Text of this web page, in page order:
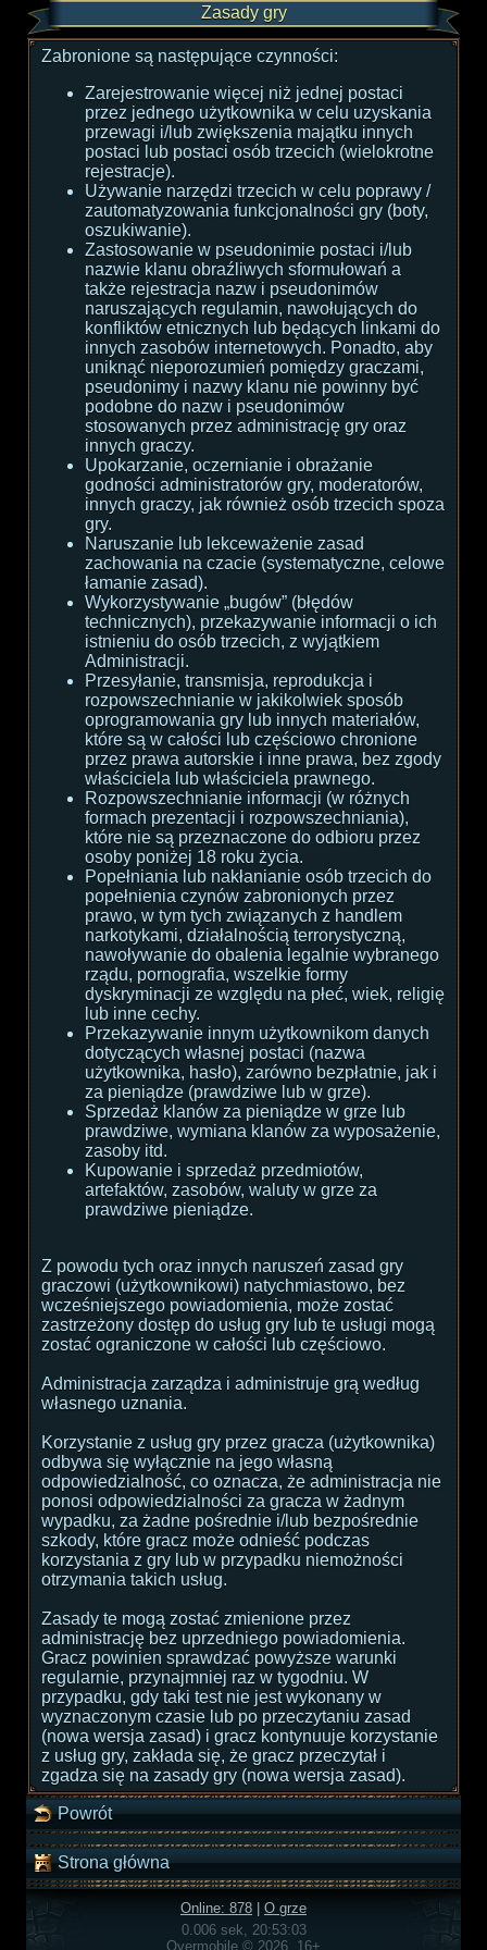
Zasady gry
Zabronione są następujące czynności:
Zarejestrowanie więcej niż jednej postaci
przez jednego użytkownika w celu uzyskania
przewagi i/lub zwiększenia majątku innych
postaci lub postaci osób trzecich (wielokrotne
rejestracje).
Używanie narzędzi trzecich w celu poprawy /
zautomatyzowania funkcjonalności gry (boty,
oszukiwanie).
Zastosowanie w pseudonimie postaci i/lub
nazwie klanu obraźliwych sformułowań a
także rejestracja nazw i pseudonimów
naruszających regulamin, nawołujących do
konfliktów etnicznych lub będących linkami do
innych zasobów internetowych. Ponadto, aby
uniknąć nieporozumień pomiędzy graczami,
pseudonimy i nazwy klanu nie powinny być
podobne do nazw i pseudonimów
stosowanych przez administrację gry oraz
innych graczy.
Upokarzanie, oczernianie i obrażanie
godności administratorów gry, moderatorów,
innych graczy, jak również osób trzecich spoza
gry.
Naruszanie lub lekceważenie zasad
zachowania na czacie (systematyczne, celowe
łamanie zasad).
Wykorzystywanie „bugów” (błędów
technicznych), przekazywanie informacji o ich
istnieniu do osób trzecich, z wyjątkiem
Administracji.
Przesyłanie, transmisja, reprodukcja i
rozpowszechnianie w jakikolwiek sposób
oprogramowania gry lub innych materiałów,
które są w całości lub częściowo chronione
przez prawa autorskie i inne prawa, bez zgody
właściciela lub właściciela prawnego.
Rozpowszechnianie informacji (w różnych
formach prezentacji i rozpowszechniania),
które nie są przeznaczone do odbioru przez
osoby poniżej 18 roku życia.
Popełniania lub nakłanianie osób trzecich do
popełnienia czynów zabronionych przez
prawo, w tym tych związanych z handlem
narkotykami, działalnością terrorystyczną,
nawoływanie do obalenia legalnie wybranego
rządu, pornografia, wszelkie formy
dyskryminacji ze względu na płeć, wiek, religię
lub inne cechy.
Przekazywanie innym użytkownikom danych
dotyczących własnej postaci (nazwa
użytkownika, hasło), zarówno bezpłatnie, jak i
za pieniądze (prawdziwe lub w grze).
Sprzedaż klanów za pieniądze w grze lub
prawdziwe, wymiana klanów za wyposażenie,
zasoby itd.
Kupowanie i sprzedaż przedmiotów,
artefaktów, zasobów, waluty w grze za
prawdziwe pieniądze.
Z powodu tych oraz innych naruszeń zasad gry
graczowi (użytkownikowi) natychmiastowo, bez
wcześniejszego powiadomienia, może zostać
zastrzeżony dostęp do usług gry lub te usługi mogą
zostać ograniczone w całości lub częściowo.
Administracja zarządza i administruje grą według
własnego uznania.
Korzystanie z usług gry przez gracza (użytkownika)
odbywa się wyłącznie na jego własną
odpowiedzialność, co oznacza, że administracja nie
ponosi odpowiedzialności za gracza w żadnym
wypadku, za żadne pośrednie i/lub bezpośrednie
szkody, które gracz może odnieść podczas
korzystania z gry lub w przypadku niemożności
otrzymania takich usług.
Zasady te mogą zostać zmienione przez
administrację bez uprzedniego powiadomienia.
Gracz powinien sprawdzać powyższe warunki
regularnie, przynajmniej raz w tygodniu. W
przypadku, gdy taki test nie jest wykonany w
wyznaczonym czasie lub po przeczytaniu zasad
(nowa wersja zasad) i gracz kontynuuje korzystanie
z usług gry, zakłada się, że gracz przeczytał i
zgadza się na zasady gry (nowa wersja zasad).
Powrót
Strona główna
Online: 878
O grze
0.006 sek, 20:53:03
Overmobile © 2026, 16+